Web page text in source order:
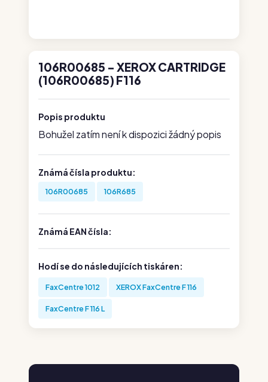
106R00685 - XEROX CARTRIDGE
(106R00685) F116
Popis produktu
Bohužel zatím není k dispozici žádný popis
Známá čísla produktu:
106R00685 106R685
Známá EAN čísla:
Hodí se do následujících tiskáren:
FaxCentre 1012 XEROX FaxCentre F 116
FaxCentre F 116 L